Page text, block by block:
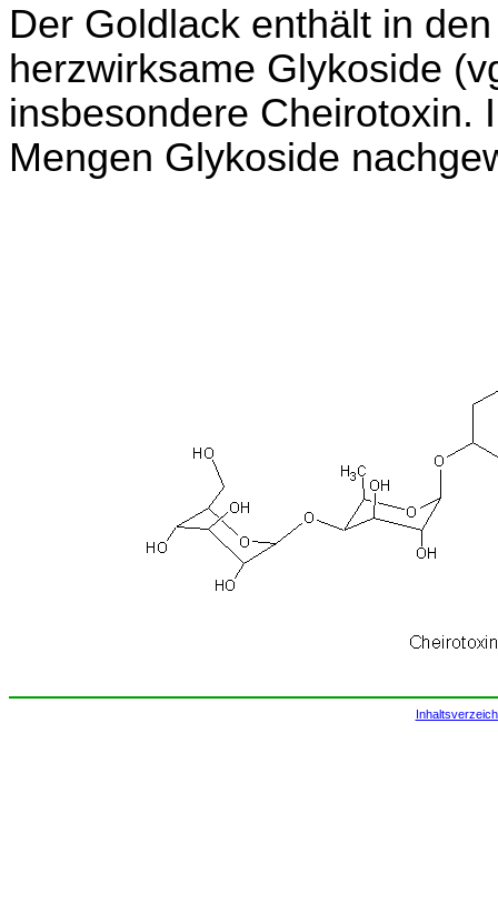
Der Goldlack enthält in
herzwirksame Glykoside
insbesondere Cheirotoxin.
Mengen Glykoside